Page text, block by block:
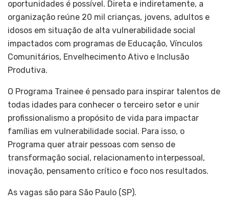
oportunidades é possível. Direta e indiretamente, a
organização reúne 20 mil crianças, jovens, adultos e
idosos em situação de alta vulnerabilidade social
impactados com programas de Educação, Vínculos
Comunitários, Envelhecimento Ativo e Inclusão
Produtiva.
O Programa Trainee é pensado para inspirar talentos de
todas idades para conhecer o terceiro setor e unir
profissionalismo a propósito de vida para impactar
famílias em vulnerabilidade social. Para isso, o
Programa quer atrair pessoas com senso de
transformação social, relacionamento interpessoal,
inovação, pensamento crítico e foco nos resultados.
As vagas são para São Paulo (SP).